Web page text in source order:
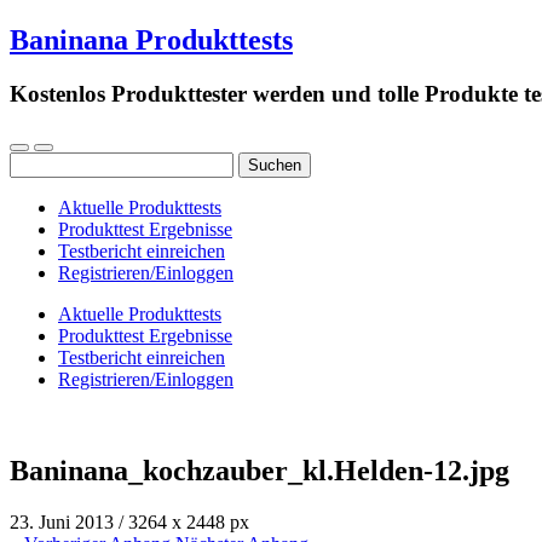
Baninana Produkttests
Kostenlos Produkttester werden und tolle Produkte
nach:
Aktuelle Produkttests
Produkttest Ergebnisse
Testbericht einreichen
Registrieren/Einloggen
Aktuelle Produkttests
Produkttest Ergebnisse
Testbericht einreichen
Registrieren/Einloggen
Baninana_kochzauber_kl.Helden-12.jpg
23. Juni 2013 /3264 x 2448 px